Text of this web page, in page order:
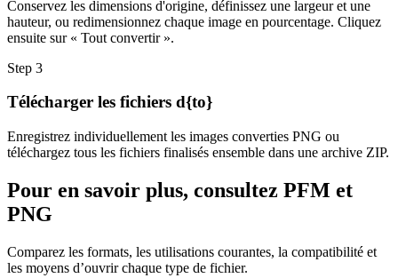
Conservez les dimensions d'origine, définissez une largeur et une
hauteur, ou redimensionnez chaque image en pourcentage. Cliquez
ensuite sur « Tout convertir ».
Step 3
Télécharger les fichiers d{to}
Enregistrez individuellement les images converties PNG ou
téléchargez tous les fichiers finalisés ensemble dans une archive ZIP.
Pour en savoir plus, consultez PFM et
PNG
Comparez les formats, les utilisations courantes, la compatibilité et
les moyens d’ouvrir chaque type de fichier.